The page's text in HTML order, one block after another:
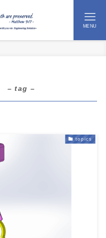
MENU
– tag –
topics